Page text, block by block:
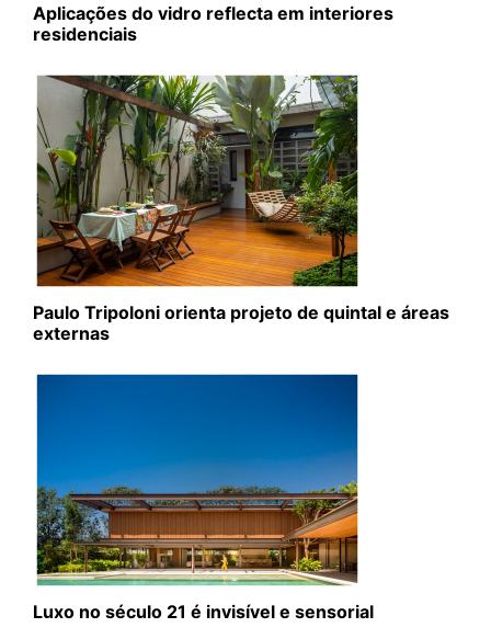
Aplicações do vidro reflecta em interiores
residenciais
Paulo Tripoloni orienta projeto de quintal e áreas
externas
Luxo no século 21 é invisível e sensorial